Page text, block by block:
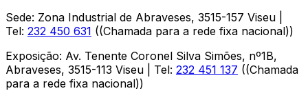
Sede: Zona Industrial de Abraveses, 3515-157 Viseu
Tel: 232 450 631 ((Chamada para a rede fixa nacional))
Exposição: Av. Tenente Coronel Silva Simões, nº1B,
Abraveses, 3515-113 Viseu | Tel: 232 451 137 ((Chamada
para a rede fixa nacional))